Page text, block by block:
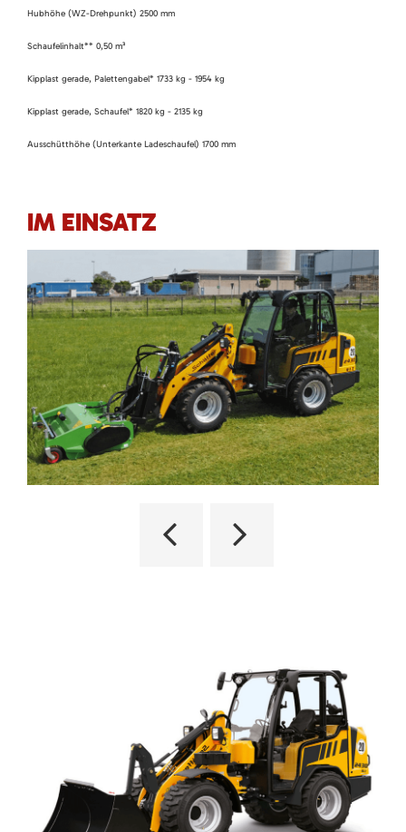
Hubhöhe (WZ-Drehpunkt) 2500 mm
Schaufelinhalt** 0,50 m³
Kipplast gerade, Palettengabel* 1733 kg - 1954 kg
Kipplast gerade, Schaufel* 1820 kg - 2135 kg
Ausschütthöhe (Unterkante Ladeschaufel) 1700 mm
IM EINSATZ